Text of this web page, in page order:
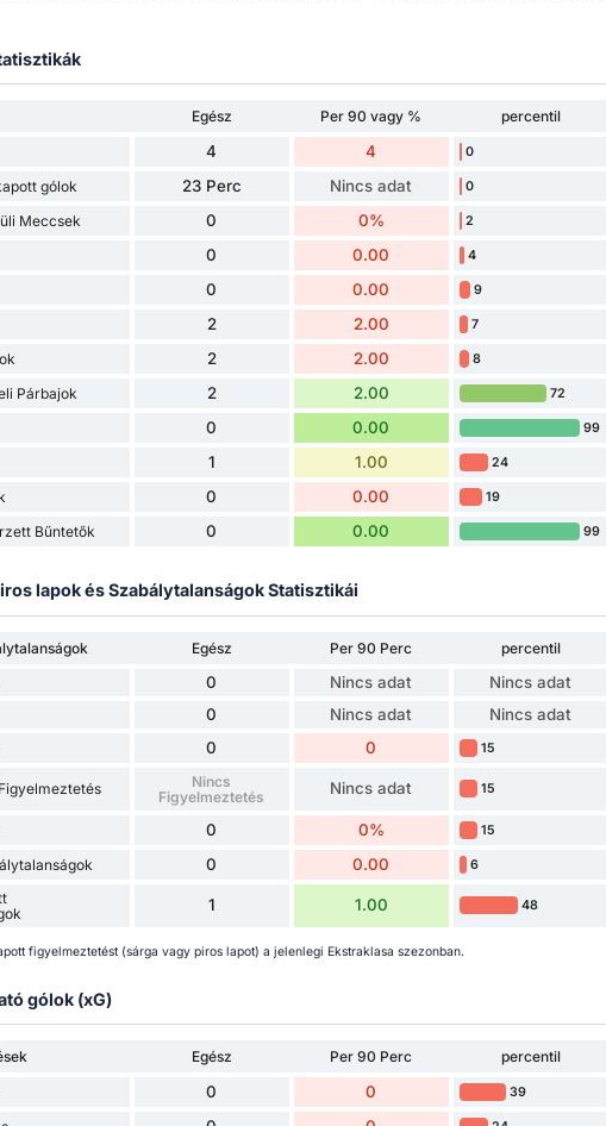
Egész Per 90 vagy %
percentil
4 4 0
gólok 23 Perc Nincs adat 0
Meccsek 0 0% 2
0 0.00 4
0 0.00 9
2 2.00 7
2 2.00 8
Párbajok 2 2.00 72
0 0.00 99
1 1.00 24
0 0.00 19
Bűntetők 0 0.00 99
lapok és Szabálytalanságok Statisztikái
Egész Per 90 Perc
percentil
0 Nincs adat Nincs adat
0 Nincs adat Nincs adat
0 0 15
Nincs
Figyelmeztetés
Nincs adat 15
0 0% 15
0 0.00 6
1 1.00 48
figyelmeztetést (sárga vagy piros lapot) a jelenlegi Ekstraklasa szezonban.
gólok (xG)
Egész Per 90 Perc
percentil
0 0 39